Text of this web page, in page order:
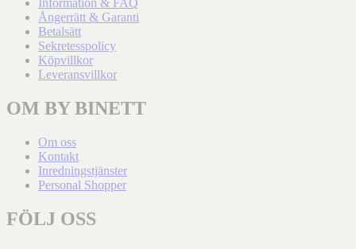
Information & FAQ
Ångerrätt & Garanti
Betalsätt
Sekretesspolicy
Köpvillkor
Leveransvillkor
OM BY BINETT
Om oss
Kontakt
Inredningstjänster
Personal Shopper
FÖLJ OSS